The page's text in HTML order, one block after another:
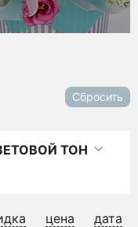
цена дата
Сбросить
ТОН